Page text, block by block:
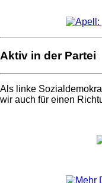
Aktiv in der Partei
Als linke
wir auch für einen